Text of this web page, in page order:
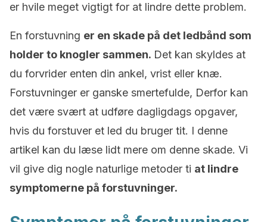
er hvile meget vigtigt for at lindre dette problem.
En forstuvning er en skade på det ledbånd som
holder to knogler sammen. Det kan skyldes at
du forvrider enten din ankel, vrist eller knæ.
Forstuvninger er ganske smertefulde, Derfor kan
det være svært at udføre dagligdags opgaver,
hvis du forstuver et led du bruger tit. I denne
artikel kan du læse lidt mere om denne skade. Vi
vil give dig nogle naturlige metoder ti at lindre
symptomerne på forstuvninger.